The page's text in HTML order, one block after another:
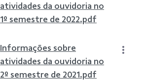
atividades da ouvidoria no
1º semestre de 2022.pdf
Informações sobre
atividades da ouvidoria no
2º semestre de 2021.pdf